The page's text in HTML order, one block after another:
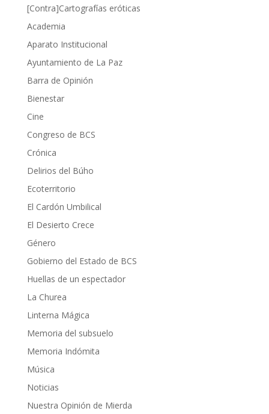
[Contra]Cartografías eróticas
Academia
Aparato Institucional
Ayuntamiento de La Paz
Barra de Opinión
Bienestar
Cine
Congreso de BCS
Crónica
Delirios del Búho
Ecoterritorio
El Cardón Umbilical
El Desierto Crece
Género
Gobierno del Estado de BCS
Huellas de un espectador
La Churea
Linterna Mágica
Memoria del subsuelo
Memoria Indómita
Música
Noticias
Nuestra Opinión de Mierda